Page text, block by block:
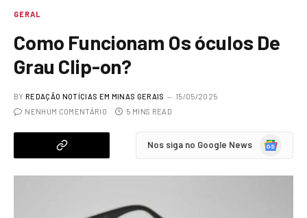
GERAL
Como Funcionam Os óculos De
Grau Clip-on?
BY REDAÇÃO NOTÍCIAS EM MINAS GERAIS
15/05/2025
NENHUM COMENTÁRIO
5 MINS READ
Nos siga no Google News
Google